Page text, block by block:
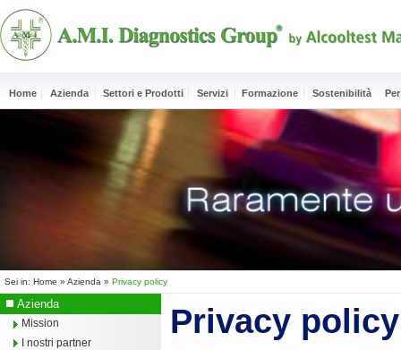
Home Azienda Settori e Prodotti Servizi Formazione Sostenibilità
Sei in: Home » Azienda » Privacy policy
Azienda
Mission
I nostri partner
Privacy policy